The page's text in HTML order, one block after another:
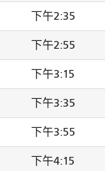
下午2:35
下午2:55
下午3:15
下午3:35
下午3:55
下午4:15